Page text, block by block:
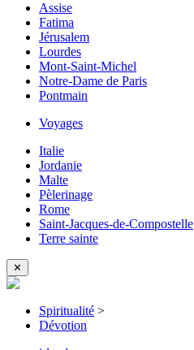
Assise
Fatima
Jérusalem
Lourdes
Mont-Saint-Michel
Notre-Dame de Paris
Pontmain
Voyages
Italie
Jordanie
Malte
Pèlerinage
Rome
Saint-Jacques-de-Compostelle
Terre sainte
✕
Spiritualité >
Dévotion